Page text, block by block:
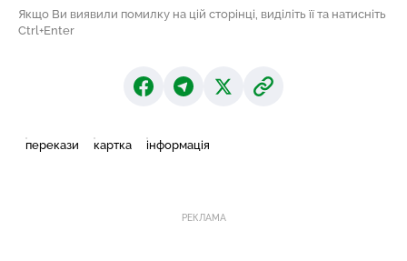
Якщо Ви виявили помилку на цій сторінці, виділіть її та натисніть
Ctrl+Enter
перекази картка інформація
РЕКЛАМА